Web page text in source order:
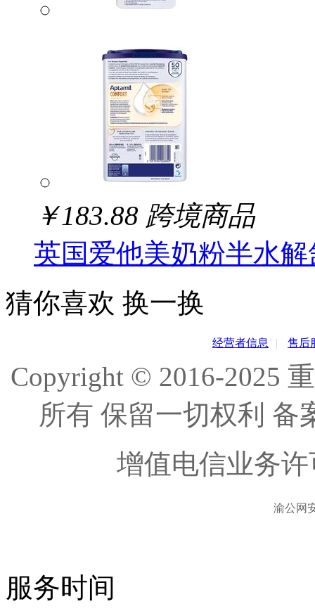
￥183.88 跨境商品
英国爱他美奶粉半水解
猜你喜欢 换一换
经营者信息 | 售后
Copyright © 2016-2025
所有 保留一切权利 备
增值电信业务
渝公网
服务时间